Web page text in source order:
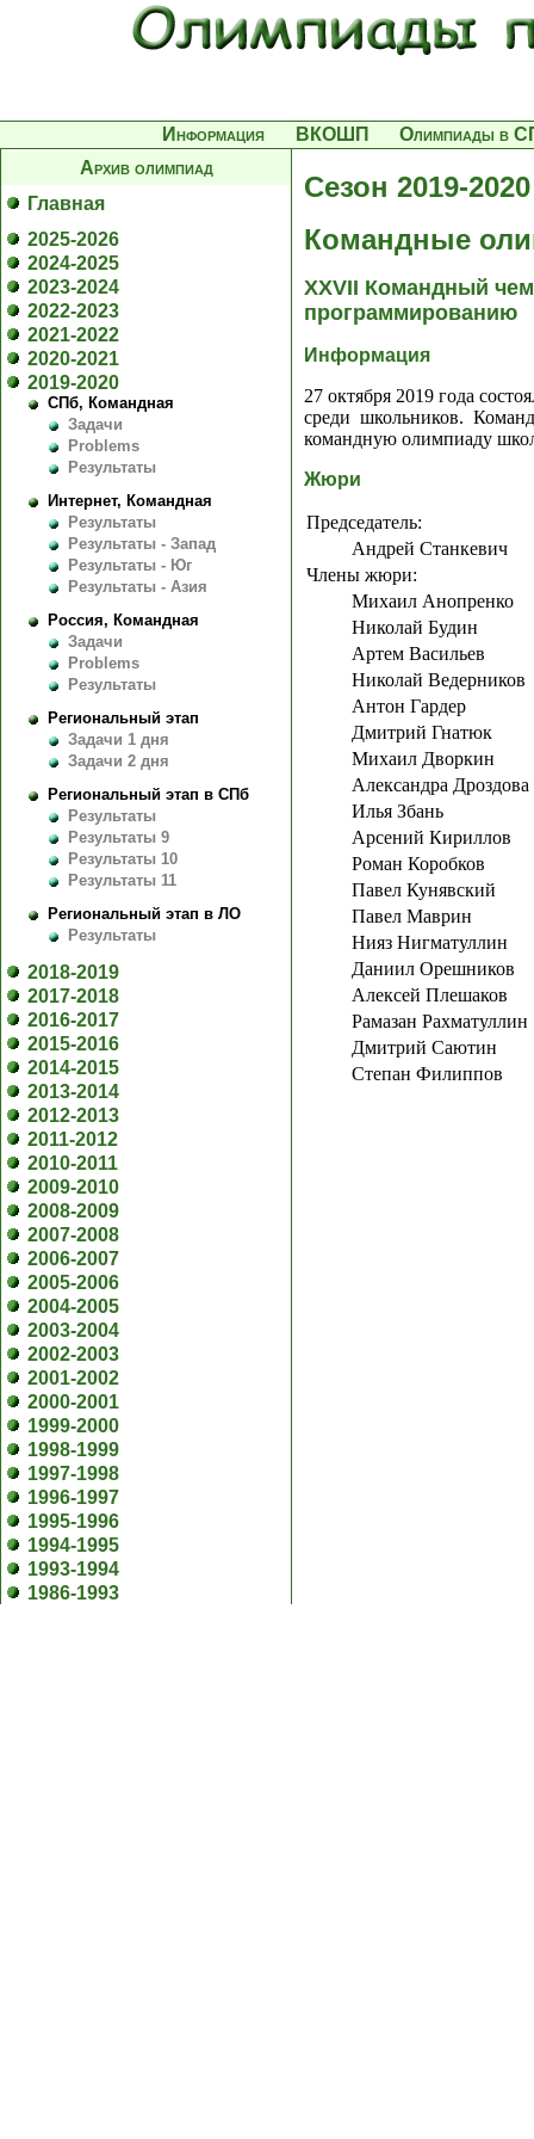
Информация ВКОШП
Олимпиады в
Архив олимпиад
Главная
2025-2026
2024-2025
2023-2024
2022-2023
2021-2022
2020-2021
2019-2020
СПб, Командная
Задачи
Problems
Результаты
Интернет, Командная
Результаты
Результаты - Запад
Результаты - Юг
Результаты - Азия
Россия, Командная
Задачи
Problems
Результаты
Региональный этап
Задачи 1 дня
Задачи 2 дня
Региональный этап в СПб
Результаты
Результаты 9
Результаты 10
Результаты 11
Региональный этап в ЛО
Результаты
2018-2019
2017-2018
2016-2017
2015-2016
2014-2015
2013-2014
2012-2013
2011-2012
2010-2011
2009-2010
2008-2009
2007-2008
2006-2007
2005-2006
2004-2005
2003-2004
2002-2003
2001-2002
2000-2001
1999-2000
1998-1999
1997-1998
1996-1997
1995-1996
1994-1995
1993-1994
1986-1993
Сезон 2019-2020
Командные
XXVII Командный
программированию
Информация
27 октября 2019 года
среди школьников.
командную олимпиаду
Жюри
Председатель:
Андрей Станкевич
Члены жюри:
Михаил Анопренко
Николай Будин
Артем Васильев
Николай Ведерников
Антон Гардер
Дмитрий Гнатюк
Михаил Дворкин
Александра Дроздова
Илья Збань
Арсений Кириллов
Роман Коробков
Павел Кунявский
Павел Маврин
Нияз Нигматуллин
Даниил Орешников
Алексей Плешаков
Рамазан Рахматуллин
Дмитрий Саютин
Степан Филиппов